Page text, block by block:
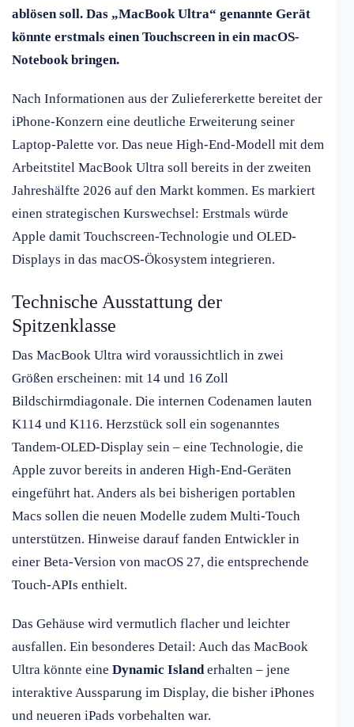
ablösen soll. Das „MacBook Ultra“ genannte Gerät
könnte erstmals einen Touchscreen in ein macOS-
Notebook bringen.
Nach Informationen aus der Zuliefererkette bereitet der
iPhone-Konzern eine deutliche Erweiterung seiner
Laptop-Palette vor. Das neue High-End-Modell mit dem
Arbeitstitel MacBook Ultra soll bereits in der zweiten
Jahreshälfte 2026 auf den Markt kommen. Es markiert
einen strategischen Kurswechsel: Erstmals würde
Apple damit Touchscreen-Technologie und OLED-
Displays in das macOS-Ökosystem integrieren.
Technische Ausstattung der
Spitzenklasse
Das MacBook Ultra wird voraussichtlich in zwei
Größen erscheinen: mit 14 und 16 Zoll
Bildschirmdiagonale. Die internen Codenamen lauten
K114 und K116. Herzstück soll ein sogenanntes
Tandem-OLED-Display sein – eine Technologie, die
Apple zuvor bereits in anderen High-End-Geräten
eingeführt hat. Anders als bei bisherigen portablen
Macs sollen die neuen Modelle zudem Multi-Touch
unterstützen. Hinweise darauf fanden Entwickler in
einer Beta-Version von macOS 27, die entsprechende
Touch-APIs enthielt.
Das Gehäuse wird vermutlich flacher und leichter
ausfallen. Ein besonderes Detail: Auch das MacBook
Ultra könnte eine Dynamic Islanderhalten – jene
interaktive Aussparung im Display, die bisher iPhones
und neueren iPads vorbehalten war.